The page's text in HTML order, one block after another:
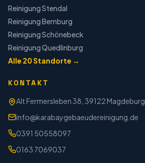
ReinigungStendal
ReinigungBernburg
ReinigungSchönebeck
ReinigungQuedlinburg
Alle 20Standorte →
KONTAKT
Alt Fermersleben 38, 39122 Magdeburg
info@karabaygebaeudereinigung.de
0391 50558097
0163 7069037